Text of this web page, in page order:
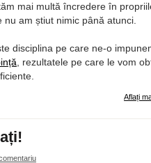
mai multă încredere în
am știut nimic până atunci.
disciplina pe care ne-o
, rezultatele pe care le vom
Aflați